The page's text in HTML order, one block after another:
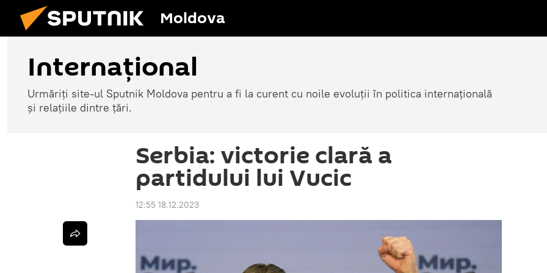
Moldova
Internațional
Urmăriți site-ul Sputnik Moldova pentru a fi la curent cu noile evoluții în politica internațională
și relațiile dintre țări.
Serbia: victorie clară a
partidului lui Vucic
12:55 18.12.2023